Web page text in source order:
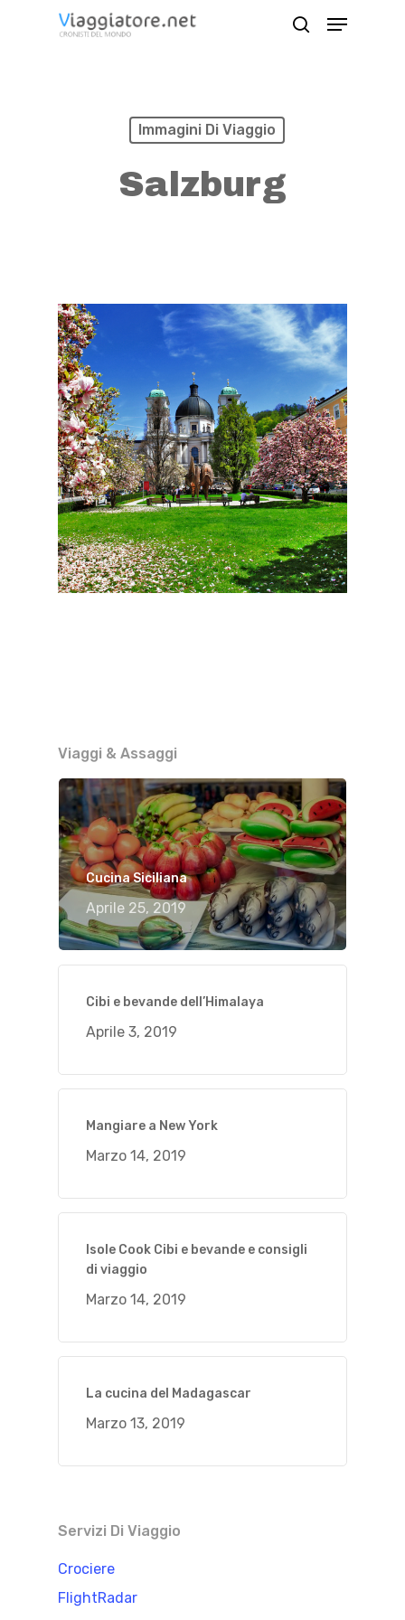
Menu
Immagini Di Viaggio
Salzburg
Viaggi & Assaggi
Cucina Siciliana
Aprile 25, 2019
Cibi e bevande dell’Himalaya
Aprile 3, 2019
Mangiare a New York
Marzo 14, 2019
Isole Cook Cibi e bevande e consigli
di viaggio
Marzo 14, 2019
La cucina del Madagascar
Marzo 13, 2019
Servizi Di Viaggio
Crociere
FlightRadar